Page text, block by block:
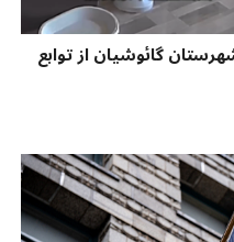
4.9 ریشتر شهرستان گائوشیان از توابع